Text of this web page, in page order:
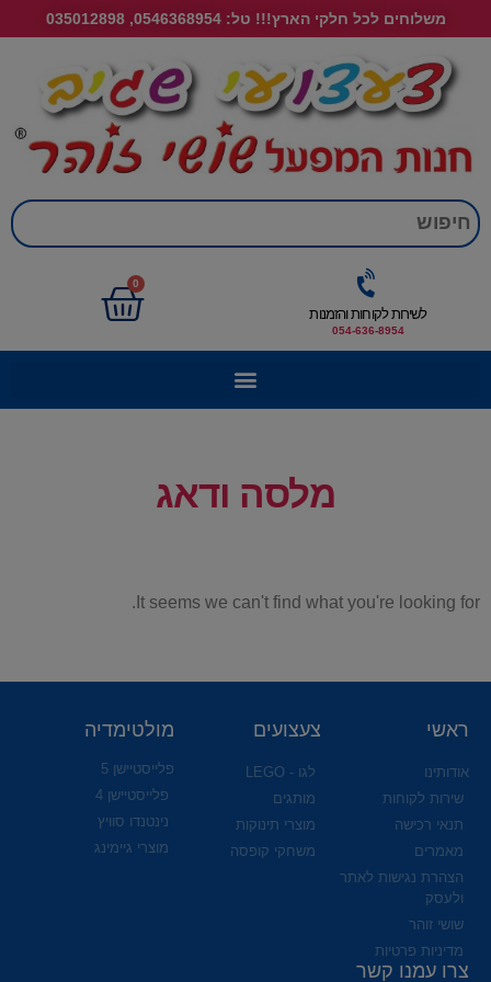
משלוחים לכל חלקי הארץ!!! טל: 0546368954, 035012898
לשירות לקוחות והזמנות
054-636-8954
0
מלסה ודאג
It seems we can't find what you're looking for.
ראשי
אודותינו
שירות לקוחות
תנאי רכישה
מאמרים
הצהרת נגישות לאתר
ולעסק
שושי זוהר
מדיניות פרטיות
צעצועים
לגו - LEGO
מותגים
מוצרי תינוקות
משחקי קופסה
מולטימדיה
פלייסטיישן 5
פלייסטיישן 4
נינטנדו סוויץ
מוצרי גיימינג
צרו עמנו קשר